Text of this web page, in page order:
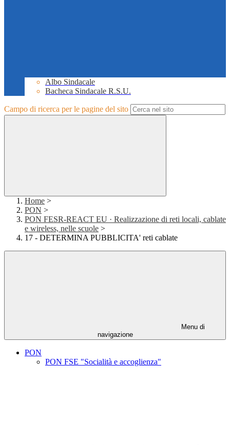
Albo Sindacale
Bacheca Sindacale R.S.U.
Campo di ricerca per le pagine del sito
Home >
PON >
PON FESR-REACT EU · Realizzazione di reti locali, cablate
e wireless, nelle scuole >
17 - DETERMINA PUBBLICITA' reti cablate
Menu di
navigazione
PON
PON FSE "Socialità e accoglienza"